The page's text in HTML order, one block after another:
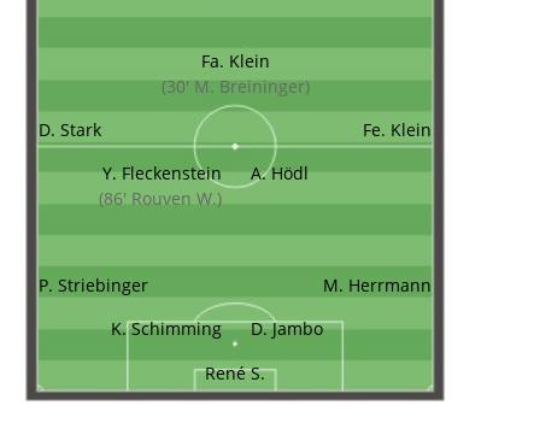
Fa. Klein
(30' M. Breininger)
D. Stark
Fe. Klein
Y. Fleckenstein
(86' Rouven W.)
A. Hödl
P. Striebinger
M. Herrmann
K. Schimming
D. Jambo
René S.